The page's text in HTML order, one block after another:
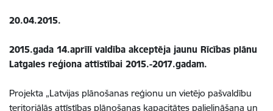
20.04.2015.
2015.gada 14.aprīlī valdība akceptēja jaunu Rīcības plānu
Latgales reģiona attīstībai 2015.-2017.gadam.
Projekta „Latvijas plānošanas reģionu un vietējo pašvaldību
teritoriālās attīstības plānošanas kapacitātes palielināšana un